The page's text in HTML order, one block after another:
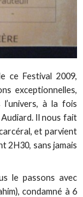
ce Festival 2009,
exceptionnelles,
à la fois
Il nous fait
et parvient
2H30, sans jamais
le passons avec
condamné à 6